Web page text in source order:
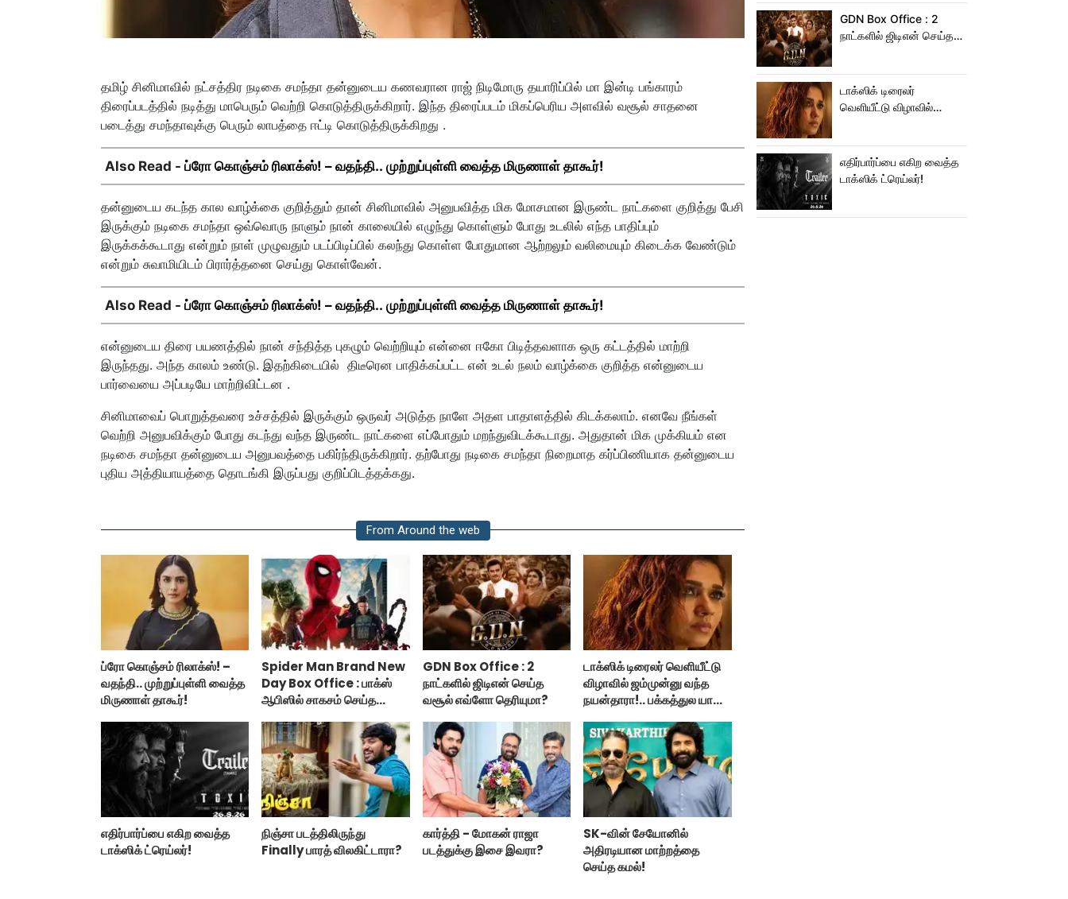
தமிழ் சினிமாவில் நட்சத்திர நடிகை சமந்தா தன்னுடைய கணவரான ராஜ் நிடிமோரு தயாரிப்பில் மா இன்டி பங்காரம்
திரைப்படத்தில் நடித்து மாபெரும் வெற்றி கொடுத்திருக்கிறார். இந்த திரைப்படம் மிகப்பெரிய அளவில் வசூல் சாதனை
படைத்து சமந்தாவுக்கு பெரும் லாபத்தை ஈட்டி கொடுத்திருக்கிறது .
Also Read - ப்ரோ கொஞ்சம் ரிலாக்ஸ்! – வதந்தி.. முற்றுப்புள்ளி வைத்த மிருணாள் தாகூர்!
தன்னுடைய கடந்த கால வாழ்க்கை குறித்தும் தான் சினிமாவில் அனுபவித்த மிக மோசமான இருண்ட நாட்களை குறித்து பேசி
இருக்கும் நடிகை சமந்தா ஒவ்வொரு நாளும் நான் காலையில் எழுந்து கொள்ளும் போது உடலில் எந்த பாதிப்பும்
இருக்கக்கூடாது என்றும் நாள் முழுவதும் படப்பிடிப்பில் கலந்து கொள்ள போதுமான ஆற்றலும் வலிமையும் கிடைக்க வேண்டும்
என்றும் சுவாமியிடம் பிரார்த்தனை செய்து கொள்வேன்.
Also Read - ப்ரோ கொஞ்சம் ரிலாக்ஸ்! – வதந்தி.. முற்றுப்புள்ளி வைத்த மிருணாள் தாகூர்!
என்னுடைய திரை பயணத்தில் நான் சந்தித்த புகழும் வெற்றியும் என்னை ஈகோ பிடித்தவளாக ஒரு கட்டத்தில் மாற்றி
இருந்தது. அந்த காலம் உண்டு. இதற்கிடையில் திடீரென பாதிக்கப்பட்ட என் உடல் நலம் வாழ்க்கை குறித்த என்னுடைய
பார்வையை அப்படியே மாற்றிவிட்டன .
சினிமாவைப் பொறுத்தவரை உச்சத்தில் இருக்கும் ஒருவர் அடுத்த நாளே அதள பாதாளத்தில் கிடக்கலாம். எனவே நீங்கள்
வெற்றி அனுபவிக்கும் போது கடந்து வந்த இருண்ட நாட்களை எப்போதும் மறந்துவிடக்கூடாது. அதுதான் மிக முக்கியம் என
நடிகை சமந்தா தன்னுடைய அனுபவத்தை பகிர்ந்திருக்கிறார். தற்போது நடிகை சமந்தா நிறைமாத கர்ப்பிணியாக தன்னுடைய
புதிய அத்தியாயத்தை தொடங்கி இருப்பது குறிப்பிடத்தக்கது.
From Around the web
ப்ரோ கொஞ்சம் ரிலாக்ஸ்! –
வதந்தி.. முற்றுப்புள்ளி வைத்த
மிருணாள் தாகூர்!
Spider Man Brand New
Day Box Office : பாக்ஸ்
ஆபிஸில் சாகசம் செய்த
டே!
GDN Box Office : 2
நாட்களில் ஜிடிஎன் செய்த
வசூல் எவ்ளோ தெரியுமா?
டாக்ஸிக் டிரைலர் வெளியீட்டு
விழாவில் ஜம்முன்னு வந்த
நயன்தாரா!.. பக்கத்துல யாரு
எதிர்பார்ப்பை எகிற வைத்த
டாக்ஸிக் ட்ரெய்லர்!
நிஞ்சா படத்திலிருந்து
Finally பாரத் விலகிட்டாரா?
கார்த்தி - மோகன் ராஜா
படத்துக்கு இசை இவரா?
SK-வின் சேயோனில்
அதிரடியான மாற்றத்தை
செய்த கமல்!
டே!
GDN Box Office : 2
நாட்களில் ஜிடிஎன் செய்த
டாக்ஸிக் டிரைலர்
வெளியீட்டு விழாவில்
யாரு பாருங்க!..
எதிர்பார்ப்பை எகிற வைத்த
டாக்ஸிக் ட்ரெய்லர்!